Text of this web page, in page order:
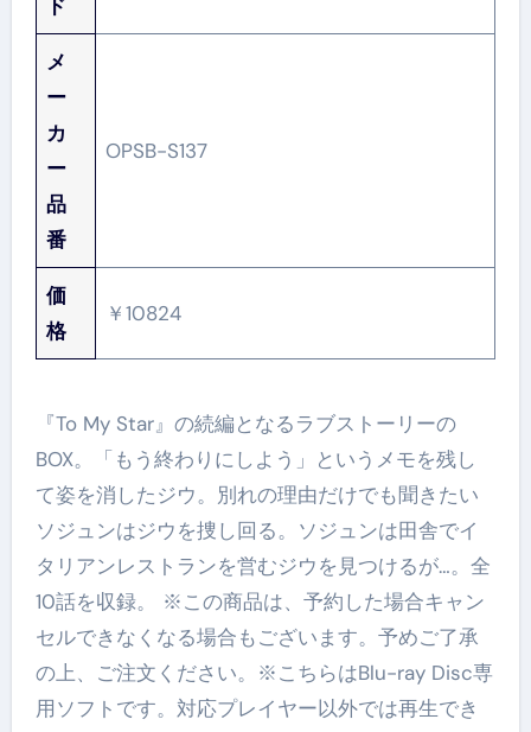
ド
メ
ー
カ
ー
品
番
OPSB-S137
価
格
￥10824
『To My Star』の続編となるラブストーリーの
BOX。「もう終わりにしよう」というメモを残し
て姿を消したジウ。別れの理由だけでも聞きたい
ソジュンはジウを捜し回る。ソジュンは田舎でイ
タリアンレストランを営むジウを見つけるが…。全
10話を収録。 ※この商品は、予約した場合キャン
セルできなくなる場合もございます。予めご了承
の上、ご注文ください。※こちらはBlu-ray Disc専
用ソフトです。対応プレイヤー以外では再生でき